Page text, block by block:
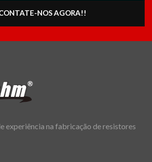
NOS AGORA!!
experiência na fabricação de resistores